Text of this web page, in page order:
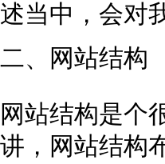
述当中，会对
二、网站结构
网站结构是个
讲，网站结构